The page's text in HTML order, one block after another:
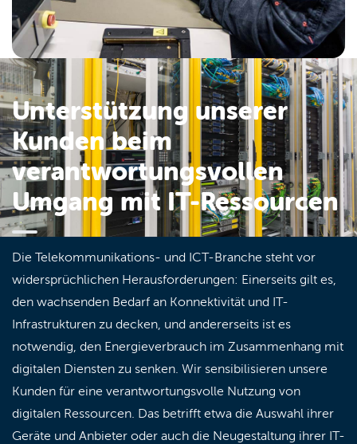
Unterstützung unserer
Kunden beim
verantwortungsvollen
Umgang mit IT-Ressourcen
Die Telekommunikations- und ICT-Branche steht vor
widersprüchlichen Herausforderungen: Einerseits gilt es,
den wachsenden Bedarf an Konnektivität und IT-
Infrastrukturen zu decken, und andererseits ist es
notwendig, den Energieverbrauch im Zusammenhang mit
digitalen Diensten zu senken. Wir sensibilisieren unsere
Kunden für eine verantwortungsvolle Nutzung von
digitalen Ressourcen. Das betrifft etwa die Auswahl ihrer
Geräte und Anbieter oder auch die Neugestaltung ihrer IT-